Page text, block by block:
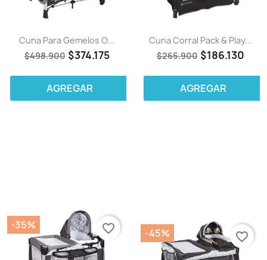
Cuna Para Gemelos O...
$498.900 $374.175
AGREGAR
Cuna Corral Pack & Play...
$265.900 $186.130
AGREGAR
-35% favorite_border -45% favorite_border